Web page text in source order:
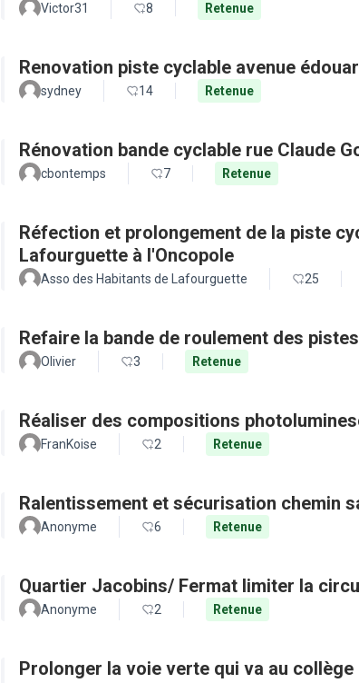
Victor31 8 Retenue
Renovation piste cyclable avenue
sydney 14 Retenue
Rénovation bande cyclable rue Claude
cbontemps 7 Retenue
Réfection et prolongement de la piste
Lafourguette à l'Oncopole
Asso des Habitants de Lafourguette 25
Refaire la bande de roulement des
Olivier 3 Retenue
Réaliser des compositions
FranKoise 2 Retenue
Ralentissement et sécurisation chemin
Anonyme 6 Retenue
Quartier Jacobins/
Anonyme 2 Retenue
Prolonger la voie verte qui va au